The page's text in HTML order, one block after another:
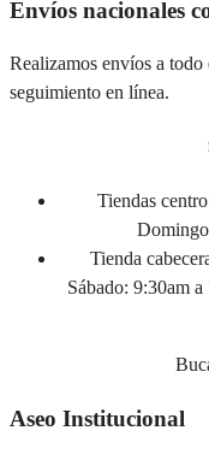
Envíos nacionales
Realizamos envíos a
seguimiento en línea.
Tiendas
Tienda
Sábado: 9:30am
Aseo Institucional